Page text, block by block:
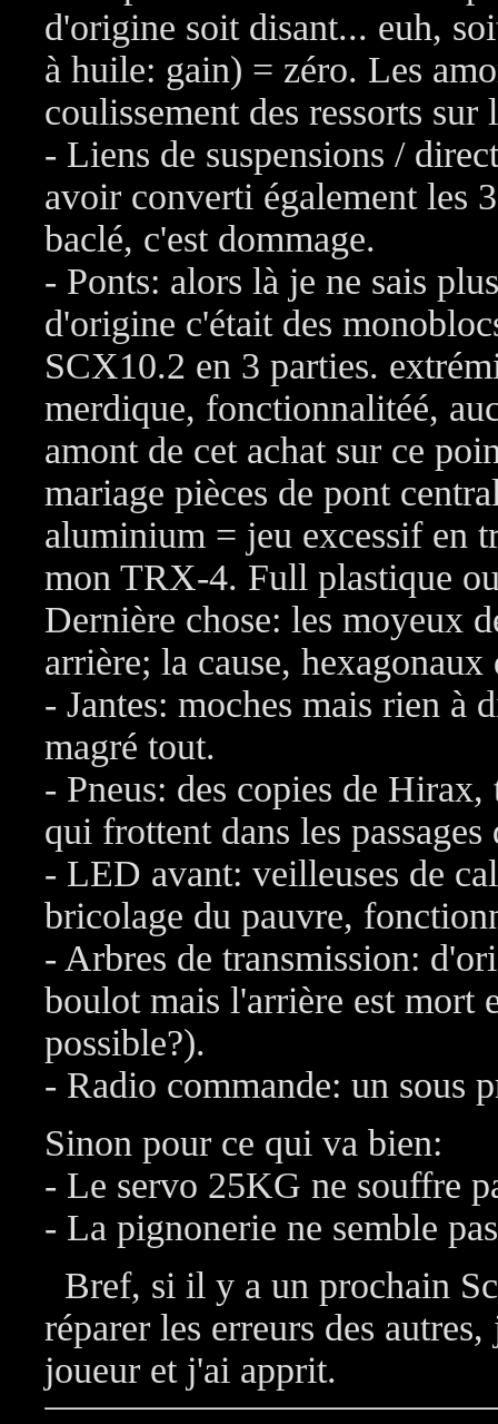
d'origine soit disant... euh,
à huile: gain) = zéro. Les
coulissement des ressorts sur
- Liens de suspensions /
avoir converti également les
baclé, c'est dommage.
- Ponts: alors là je ne sais
d'origine c'était des
SCX10.2 en 3 parties.
merdique, fonctionnalitéé,
amont de cet achat sur ce
mariage pièces de pont
aluminium = jeu excessif en
mon TRX-4. Full plastique
Dernière chose: les moyeux
arrière; la cause,
- Jantes: moches mais rien à
magré tout.
- Pneus: des copies de
qui frottent dans les
- LED avant: veilleuses de
bricolage du pauvre,
- Arbres de transmission:
boulot mais l'arrière est mort
possible?).
- Radio commande: un sous
Sinon pour ce qui va bien:
- Le servo 25KG ne souffre
- La pignonerie ne semble
Bref, si il y a un prochain
réparer les erreurs des
joueur et j'ai apprit.